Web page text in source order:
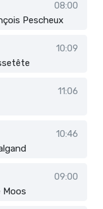
08:00
Pescheux
10:09
11:06
10:46
09:00
Moos